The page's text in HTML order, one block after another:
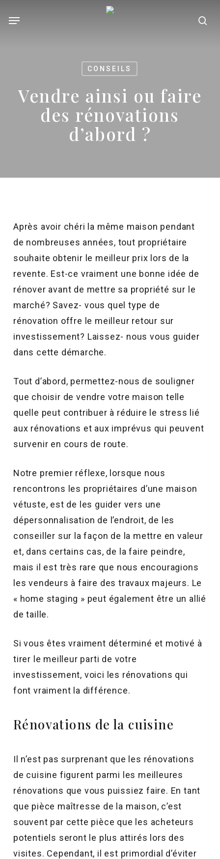
Menu
CONSEILS
Vendre ainsi ou faire
des rénovations
d’abord ?
Après avoir chéri la même maison pendant
de nombreuses années, tout propriétaire
souhaite obtenir le meilleur prix lors de la
revente. Est-ce vraiment une bonne idée de
rénover avant de mettre sa propriété sur le
marché? Savez- vous quel type de
rénovation offre le meilleur retour sur
investissement? Laissez- nous vous guider
dans cette démarche.
Tout d’abord, permettez-nous de souligner
que choisir de vendre votre maison telle
quelle peut contribuer à réduire le stress lié
aux rénovations et aux imprévus qui peuvent
survenir en cours de route.
Notre premier réflexe, lorsque nous
rencontrons les propriétaires d’une maison
vétuste, est de les guider vers une
dépersonnalisation de l’endroit, de les
conseiller sur la façon de la mettre en valeur
et, dans certains cas, de la faire peindre,
mais il est très rare que nous encouragions
les vendeurs à faire des travaux majeurs. Le
« home staging » peut également être un allié
de taille.
Si vous êtes vraiment déterminé et motivé à
tirer le meilleur parti de votre
investissement, voici les rénovations qui
font vraiment la différence.
Rénovations de la cuisine
Il n’est pas surprenant que les rénovations
de cuisine figurent parmi les meilleures
rénovations que vous puissiez faire. En tant
que pièce maîtresse de la maison, c’est
souvent par cette pièce que les acheteurs
potentiels seront le plus attirés lors des
visites. Cependant, il est primordial d’éviter